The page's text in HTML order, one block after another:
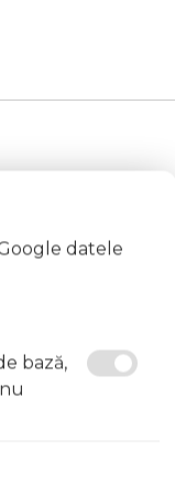
copiilor În caz
vapourilor
de căldură
datele
bază,